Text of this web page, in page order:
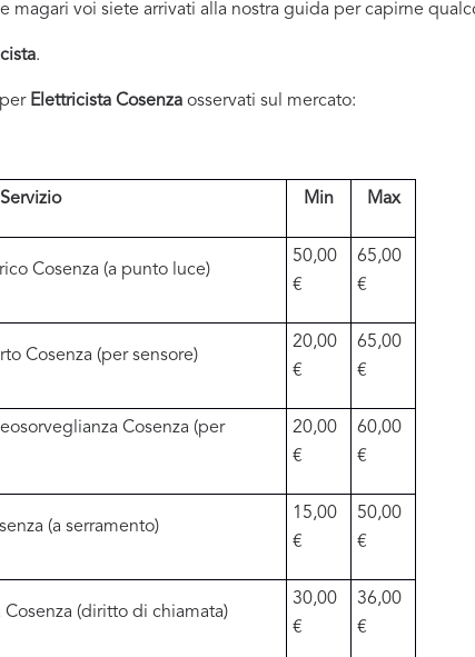
magari voi siete arrivati alla nostra guida per capirne
.
Elettricista Cosenza osservati sul mercato:
Servizio Min Max
Cosenza (a punto luce)
50,00
€
65,00
€
Cosenza (per sensore)
20,00
€
65,00
€
Cosenza (per
20,00
€
60,00
€
(a serramento)
15,00
€
50,00
€
(diritto di chiamata)
30,00
€
36,00
€